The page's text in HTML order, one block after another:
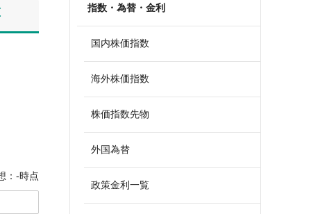
：-時点
指数・為替・金利
国内株価指数
海外株価指数
株価指数先物
外国為替
政策金利一覧